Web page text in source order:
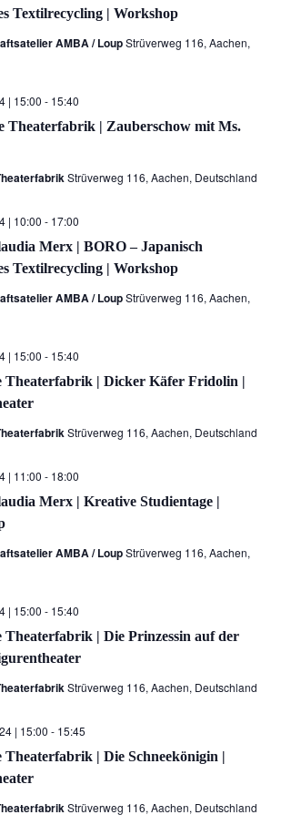
Textilrecycling | Workshop
AMBA / LoupStrüverweg 116, Aachen,
Theaterfabrik | Zauberschow mit Ms.
| 15:00 - 15:40
Strüverweg 116, Aachen, Deutschland
Merx | BORO – Japanisch
Textilrecycling | Workshop
| 10:00 - 17:00
AMBA / LoupStrüverweg 116, Aachen,
Theaterfabrik | Dicker Käfer Fridolin |
| 15:00 - 15:40
Strüverweg 116, Aachen, Deutschland
Merx | Kreative Studientage |
| 11:00 - 18:00
AMBA / LoupStrüverweg 116, Aachen,
Theaterfabrik | Die Prinzessin auf der
| 15:00 - 15:40
Strüverweg 116, Aachen, Deutschland
Theaterfabrik | Die Schneekönigin |
| 15:00 - 15:45
Strüverweg 116, Aachen, Deutschland